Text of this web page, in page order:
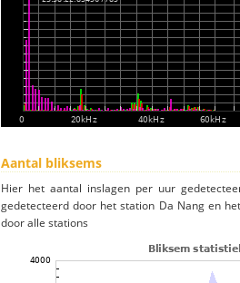
Aantal bliksems
Hier het aantal inslagen per uur
gedetecteerd door het station Da Nang en
door alle stations